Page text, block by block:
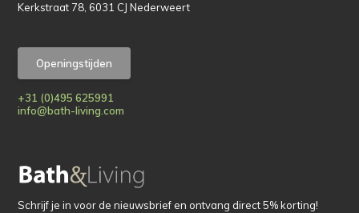
Kerkstraat 78, 6031 CJ Nederweert
Openingstijden
+31 (0)495 625991
info@bath-living.com
Schrijf je in voor de nieuwsbrief en ontvang direct 5% korting!